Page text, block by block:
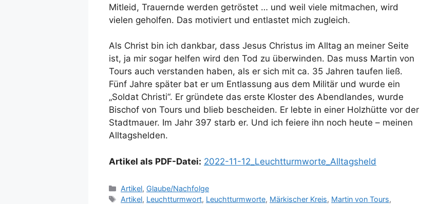
Mitleid, Trauernde werden getröstet … und weil viele mitmachen, wird
vielen geholfen. Das motiviert und entlastet mich zugleich.
Als Christ bin ich dankbar, dass Jesus Christus im Alltag an meiner Seite
ist, ja mir sogar helfen wird den Tod zu überwinden. Das muss Martin von
Tours auch verstanden haben, als er sich mit ca. 35 Jahren taufen ließ.
Fünf Jahre später bat er um Entlassung aus dem Militär und wurde ein
„Soldat Christi“. Er gründete das erste Kloster des Abendlandes, wurde
Bischof von Tours und blieb bescheiden. Er lebte in einer Holzhütte vor der
Stadtmauer. Im Jahr 397 starb er. Und ich feiere ihn noch heute – meinen
Alltagshelden.
Artikel als PDF-Datei: 2022-11-12_Leuchtturmworte_Alltagsheld
Kategorien
Artikel, Glaube/Nachfolge
Schlagwörter
Artikel, Leuchtturmwort, Leuchtturmworte, Märkischer Kreis, Martin von Tours,